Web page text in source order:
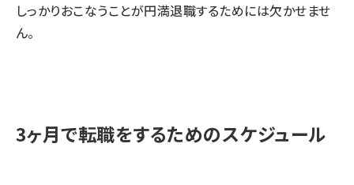
しっかりおこなうことが円満退職するためには欠かせませ
ん。
3ヶ月で転職をするためのスケジュール